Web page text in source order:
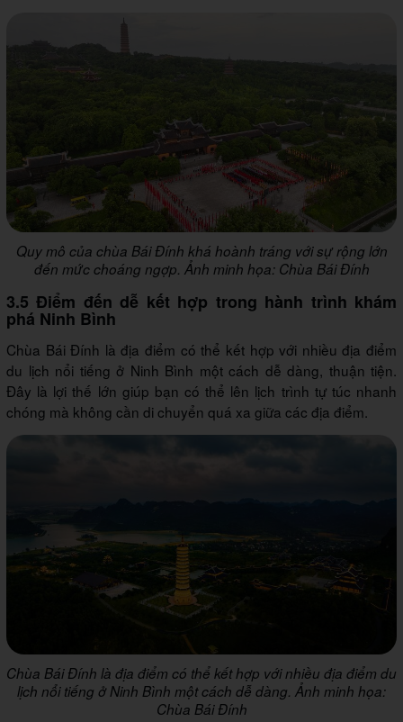
Quy mô của chùa Bái Đính khá hoành tráng với sự rộng lớn
đến mức choáng ngợp. Ảnh minh họa: Chùa Bái Đính
3.5 Điểm đến dễ kết hợp trong hành trình khám
phá Ninh Bình
Chùa Bái Đính là địa điểm có thể kết hợp với nhiều địa điểm
du lịch nổi tiếng ở Ninh Bình một cách dễ dàng, thuận tiện.
Đây là lợi thế lớn giúp bạn có thể lên lịch trình tự túc nhanh
chóng mà không cần di chuyển quá xa giữa các địa điểm.
Chùa Bái Đính là địa điểm có thể kết hợp với nhiều địa điểm du
lịch nổi tiếng ở Ninh Bình một cách dễ dàng. Ảnh minh họa:
Chùa Bái Đính